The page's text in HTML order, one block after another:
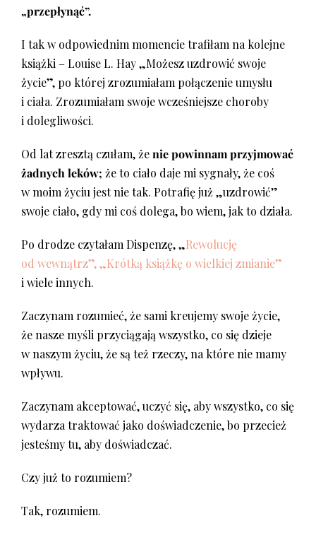
„przepłynąć”.
I tak w odpowiednim momencie trafiłam na kolejne
książki – Louise L. Hay „Możesz uzdrowić swoje
życie”, po której zrozumiałam połączenie umysłu
i ciała. Zrozumiałam swoje wcześniejsze choroby
i dolegliwości.
Od lat zresztą czułam, żenie powinnam przyjmować
żadnych leków; że to ciało daje mi sygnały, że coś
w moim życiu jest nie tak. Potrafię już „uzdrowić”
swoje ciało, gdy mi coś dolega, bo wiem, jak to działa.
Po drodze czytałam Dispenzę, „Rewolucję
od wewnątrz”,„Krótką książkę o wielkiej zmianie”
i wiele innych.
Zaczynam rozumieć, że sami kreujemy swoje życie,
że nasze myśli przyciągają wszystko, co się dzieje
w naszym życiu, że są też rzeczy, na które nie mamy
wpływu.
Zaczynam akceptować, uczyć się, aby wszystko, co się
wydarza traktować jako doświadczenie, bo przecież
jesteśmy tu, aby doświadczać.
Czy już to rozumiem?
Tak, rozumiem.